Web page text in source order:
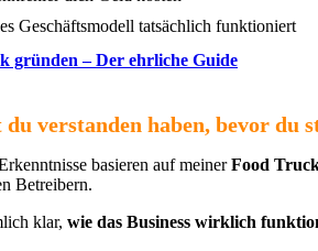
Geschäftsmodell tatsächlich funktioniert
gründen – Der ehrliche Guide
du verstanden haben, bevor du
basieren auf meinerFood
Betreibern.
klar, wie das Business wirklich